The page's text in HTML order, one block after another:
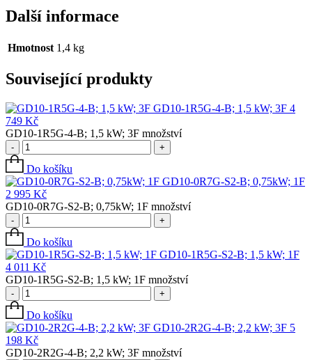
Další informace
Hmotnost 1,4 kg
Související produkty
GD10-1R5G-4-B; 1,5 kW; 3F 4
749 Kč
GD10-1R5G-4-B; 1,5 kW; 3F množství
- +
Do košíku
GD10-0R7G-S2-B; 0,75kW; 1F
2 995 Kč
GD10-0R7G-S2-B; 0,75kW; 1F množství
- +
Do košíku
GD10-1R5G-S2-B; 1,5 kW; 1F
4 011 Kč
GD10-1R5G-S2-B; 1,5 kW; 1F množství
- +
Do košíku
GD10-2R2G-4-B; 2,2 kW; 3F 5
198 Kč
GD10-2R2G-4-B; 2,2 kW; 3F množství